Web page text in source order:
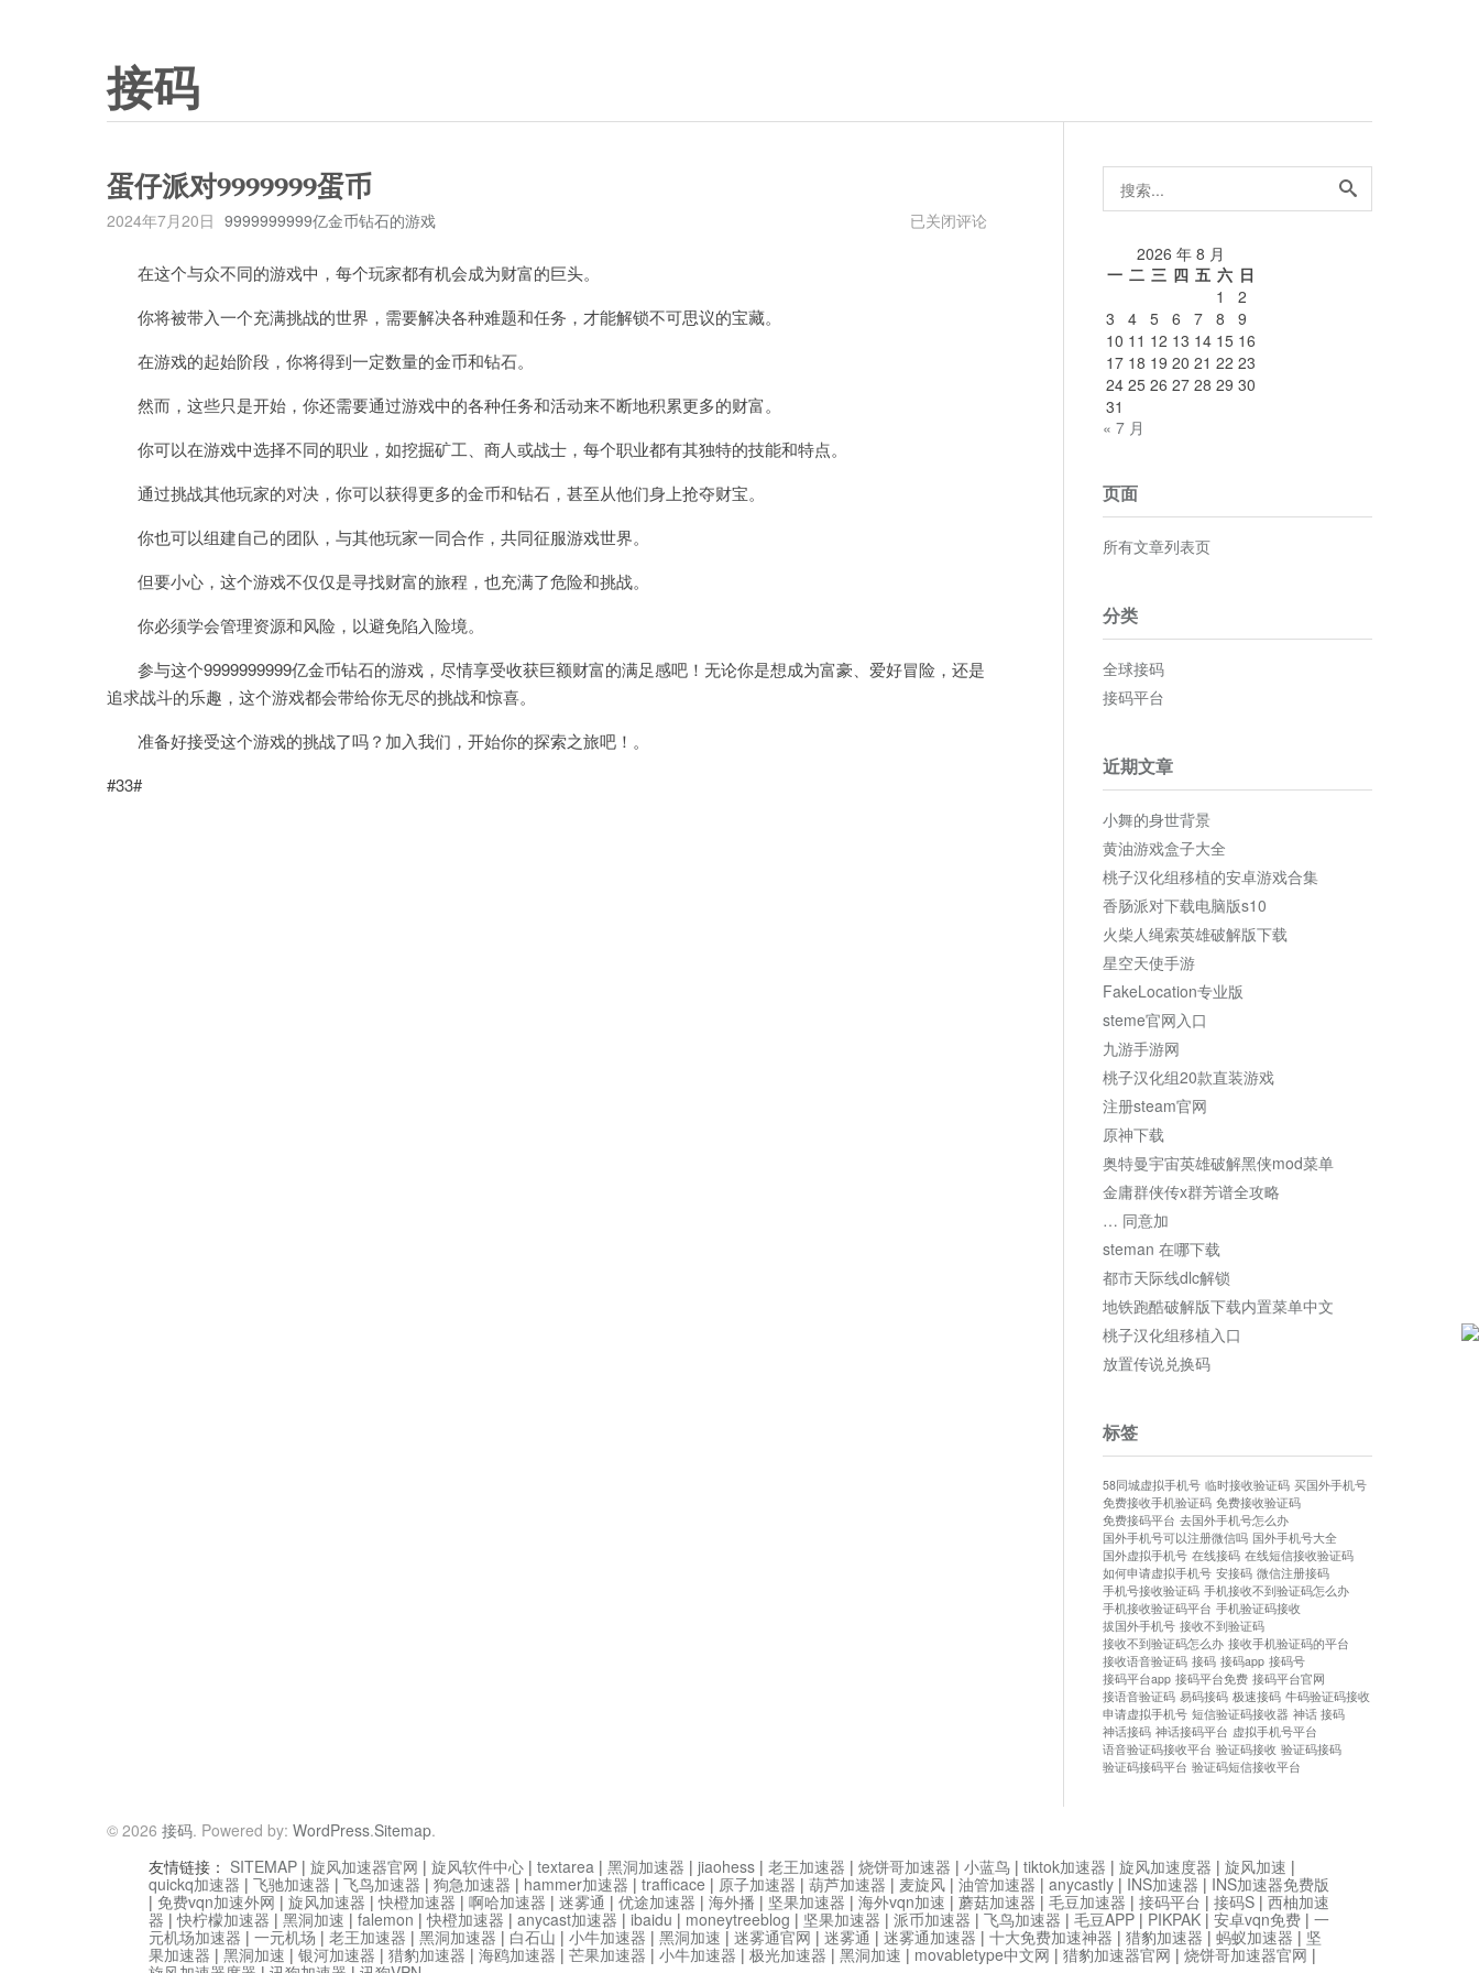
接码
蛋仔派对9999999蛋币
2024年7月20日 9999999999亿金币钻石的游戏
蛋
已关闭评论
在这个与众不同的游戏中，每个玩家都有机会成为财富的巨头。
你将被带入一个充满挑战的世界，需要解决各种难题和任务，才能解锁不可思议的宝藏。
在游戏的起始阶段，你将得到一定数量的金币和钻石。
然而，这些只是开始，你还需要通过游戏中的各种任务和活动来不断地积累更多的财富。
你可以在游戏中选择不同的职业，如挖掘矿工、商人或战士，每个职业都有其独特的技能和特点。
通过挑战其他玩家的对决，你可以获得更多的金币和钻石，甚至从他们身上抢夺财宝。
你也可以组建自己的团队，与其他玩家一同合作，共同征服游戏世界。
但要小心，这个游戏不仅仅是寻找财富的旅程，也充满了危险和挑战。
你必须学会管理资源和风险，以避免陷入险境。
参与这个9999999999亿金币钻石的游戏，尽情享受收获巨额财富的满足感吧！无论你是想成为富豪、爱好冒险，还是
追求战斗的乐趣，这个游戏都会带给你无尽的挑战和惊喜。
准备好接受这个游戏的挑战了吗？加入我们，开始你的探索之旅吧！。
#33#
搜
索...
2026 年 8 月
一 二 三 四 五 六 日
1
2
3
4 5 6 7 8
9
10 11 12 13 14 15 16
17 18 19 20 21 22 23
24 25 26 27 28 29 30
31
« 7 月
页面
所有文章列表页
分类
全球接码
接码平台
近期文章
小舞的身世背景
黄油游戏盒子大全
桃子汉化组移植的安卓游戏合集
香肠派对下载电脑版s10
火柴人绳索英雄破解版下载
星空天使手游
FakeLocation专业版
steme官网入口
九游手游网
桃子汉化组20款直装游戏
注册steam官网
原神下载
奥特曼宇宙英雄破解黑侠mod菜单
金庸群侠传x群芳谱全攻略
… 同意加
steman 在哪下载
都市天际线dlc解锁
地铁跑酷破解版下载内置菜单中文
桃子汉化组移植入口
放置传说兑换码
标签
58同城虚拟手机号 临时接收验证码 买国外手机号
免费接收手机验证码 免费接收验证码
免费接码平台 去国外手机号怎么办
国外手机号可以注册微信吗 国外手机号大全
国外虚拟手机号 在线接码 在线短信接收验证码
如何申请虚拟手机号 安接码 微信注册接码
手机号接收验证码 手机接收不到验证码怎么办
手机接收验证码平台 手机验证码接收
拔国外手机号 接收不到验证码
接收不到验证码怎么办 接收手机验证码的平台
接收语音验证码 接码 接码app 接码号
接码平台app 接码平台免费 接码平台官网
接语音验证码 易码接码 极速接码 牛码验证码接收
申请虚拟手机号 短信验证码接收器 神话 接码
神话接码 神话接码平台 虚拟手机号平台
语音验证码接收平台 验证码接收 验证码接码
验证码接码平台 验证码短信接收平台
© 2026 接码. Powered by: WordPress.Sitemap.
友情链接： SITEMAP | 旋风加速器官网 | 旋风软件中心 | textarea | 黑洞加速器 | jiaohess | 老王加速器 | 烧饼哥加速器 | 小蓝鸟 | tiktok加速器 | 旋风加速度器 | 旋风加速 |
quickq加速器 | 飞驰加速器 | 飞鸟加速器 | 狗急加速器 | hammer加速器 | trafficace | 原子加速器 | 葫芦加速器 | 麦旋风 | 油管加速器 | anycastly | INS加速器 | INS加速器免费版
| 免费vqn加速外网 | 旋风加速器 |快橙加速器 | 啊哈加速器 | 迷雾通 | 优途加速器 | 海外播 | 坚果加速器 | 海外vqn加速 | 蘑菇加速器 | 毛豆加速器 | 接码平台 | 接码S | 西柚加速
器 |快柠檬加速器 | 黑洞加速 | falemon |快橙加速器 | anycast加速器 | ibaidu | moneytreeblog | 坚果加速器 | 派币加速器 | 飞鸟加速器 | 毛豆APP | PIKPAK | 安卓vqn免费 | 一
元机场加速器 | 一元机场 | 老王加速器 | 黑洞加速器 | 白石山 | 小牛加速器 | 黑洞加速 | 迷雾通官网 | 迷雾通 | 迷雾通加速器 | 十大免费加速神器 | 猎豹加速器 | 蚂蚁加速器 | 坚
果加速器 | 黑洞加速 | 银河加速器 | 猎豹加速器 | 海鸥加速器 | 芒果加速器 | 小牛加速器 | 极光加速器 | 黑洞加速 | movabletype中文网 | 猎豹加速器官网 | 烧饼哥加速器官网 |